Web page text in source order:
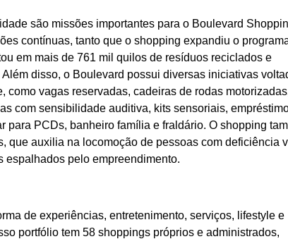
são missões importantes para o Boulevard
contínuas, tanto que o shopping expandiu o
em mais de 761 mil quilos de resíduos reciclados e
disso, o Boulevard possui diversas iniciativas
como vagas reservadas, cadeiras de rodas
com sensibilidade auditiva, kits sensoriais,
para PCDs, banheiro família e fraldário. O shopping
que auxilia na locomoção de pessoas com deficiência
espalhados pelo empreendimento.
de experiências, entretenimento, serviços, lifestyle e
portfólio tem 58 shoppings próprios e administrados,